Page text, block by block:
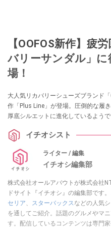
【OOFOS新作】疲
バリーサンダル」
場！
大人気リカバリーシューズブランド
作「Plus Line」が登場。圧倒的な履
厚底シルエットに進化しているようで
イチオシスト
ライター / 編集
イチオシ編集部
株式会社オールアバウトが株式会社
ドサイト『イチオシ』の編集部です。
セリア
スターバックス などの人気
を通してご紹介。話題のグルメやマ
す。配信しているコンテンツは専門